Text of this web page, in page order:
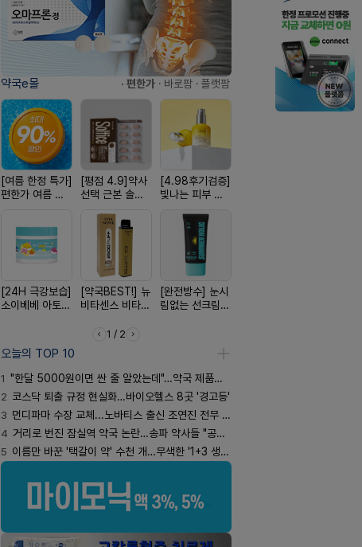
약국e몰 · 편한가 · 바로팜 · 플랫팜
[여름 한정 특가]
편한가 여름 쿨
[평점 4.9]약사
선택 근본 솔루
[4.98후기검증]
빛나는 피부 오
[24H 극강보습]
소이베베 아토
[약국BEST!] 뉴
비타센스 비타민
[완전방수] 눈시
림없는 선크림
1 / 2
오늘의 TOP 10
1 "한달 5000원이면 싼 줄 알았는데"…약국 제품과 비교해보니
2 코스닥 퇴출 규정 현실화…바이오헬스 8곳 '경고등'
3 먼디파마 수장 교체...노바티스 출신 조연진 전무 내정
4 거리로 번진 잠실역 약국 논란…송파 약사들 "공공성 훼손"
5 이름만 바꾼 '택갈이 약' 수천 개…무색한 '1+3 생동'